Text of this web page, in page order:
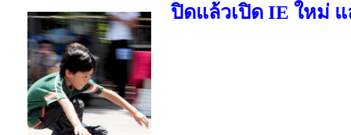
ปิดแล้วเปิด IE ใหม่